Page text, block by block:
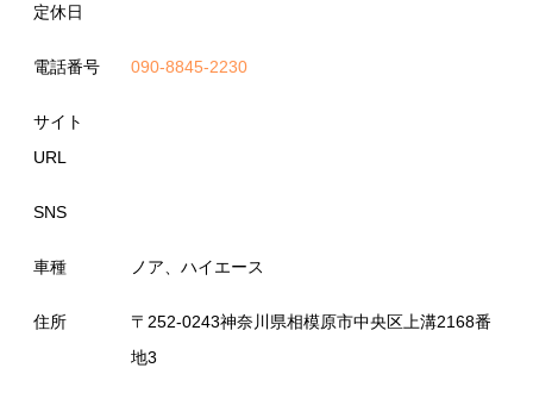
定休日
電話番号 090-8845-2230
サイト
URL
SNS
車種 ノア、ハイエース
住所
〒252-0243神奈川県相模原市中央区上溝2168番
地3